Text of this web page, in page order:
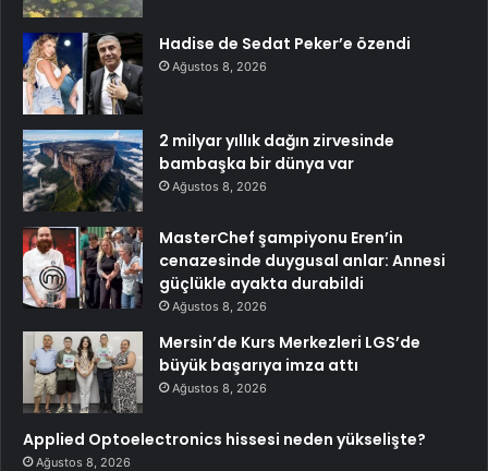
Hadise de Sedat Peker’e özendi
Ağustos 8, 2026
2 milyar yıllık dağın zirvesinde
bambaşka bir dünya var
Ağustos 8, 2026
MasterChef şampiyonu Eren’in
cenazesinde duygusal anlar: Annesi
güçlükle ayakta durabildi
Ağustos 8, 2026
Mersin’de Kurs Merkezleri LGS’de
büyük başarıya imza attı
Ağustos 8, 2026
Applied Optoelectronics hissesi neden yükselişte?
Ağustos 8, 2026